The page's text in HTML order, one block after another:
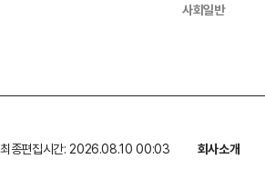
사회일반
최종편집시간: 2026.08.10 00:03 회사소개